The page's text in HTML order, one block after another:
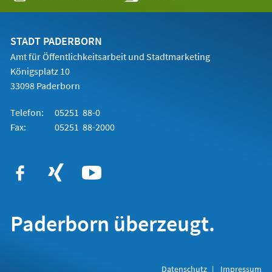
in
einem
STADT PADERBORN
Amt für Öffentlichkeitsarbeit und Stadtmarketing
Königsplatz 10
33098 Paderborn
Telefon:
05251 88-0
Fax:
05251 88-2000
Paderborn überzeugt.
Datenschutz Impressum